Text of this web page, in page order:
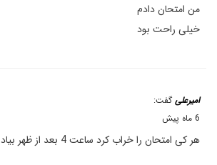
من امتحان دادم
خیلی راحت بود
امیرعلی گفت:
6 ماه پیش
هر کی امتحان را خراب کرد ساعت 4 بعد از ظهر بیاد